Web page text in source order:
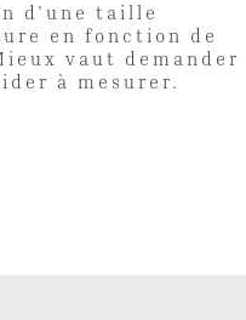
d'une taille
en fonction de
vaut demander
à mesurer.